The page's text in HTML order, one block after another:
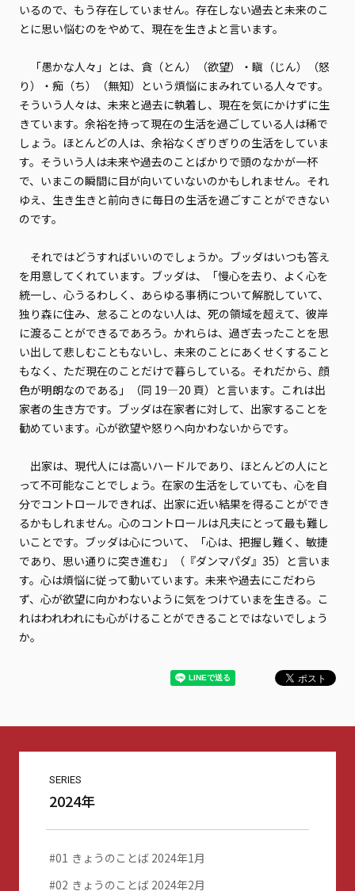
いるので、もう存在していません。存在しない過去と未来のこ
とに思い悩むのをやめて、現在を生きよと言います。
「愚かな人々」とは、貪（とん）（欲望）・瞋（じん）（怒
り）・痴（ち）（無知）という煩悩にまみれている人々です。
そういう人々は、未来と過去に執着し、現在を気にかけずに生
きています。余裕を持って現在の生活を過ごしている人は稀で
しょう。ほとんどの人は、余裕なくぎりぎりの生活をしていま
す。そういう人は未来や過去のことばかりで頭のなかが一杯
で、いまこの瞬間に目が向いていないのかもしれません。それ
ゆえ、生き生きと前向きに毎日の生活を過ごすことができない
のです。
それではどうすればいいのでしょうか。ブッダはいつも答え
を用意してくれています。ブッダは、「慢心を去り、よく心を
統一し、心うるわしく、あらゆる事柄について解脱していて、
独り森に住み、怠ることのない人は、死の領域を超えて、彼岸
に渡ることができるであろう。かれらは、過ぎ去ったことを思
い出して悲しむこともないし、未来のことにあくせくすること
もなく、ただ現在のことだけで暮らしている。それだから、顔
色が明朗なのである」（同 19—20 頁）と言います。これは出
家者の生き方です。ブッダは在家者に対して、出家することを
勧めています。心が欲望や怒りへ向かわないからです。
出家は、現代人には高いハードルであり、ほとんどの人にと
って不可能なことでしょう。在家の生活をしていても、心を自
分でコントロールできれば、出家に近い結果を得ることができ
るかもしれません。心のコントロールは凡夫にとって最も難し
いことです。ブッダは心について、「心は、把握し難く、敏捷
であり、思い通りに突き進む」（『ダンマパダ』35）と言いま
す。心は煩悩に従って動いています。未来や過去にこだわら
ず、心が欲望に向かわないように気をつけていまを生きる。こ
れはわれわれにも心がけることができることではないでしょう
か。
SERIES
2024年
01 きょうのことば 2024年1月
02 きょうのことば 2024年2月